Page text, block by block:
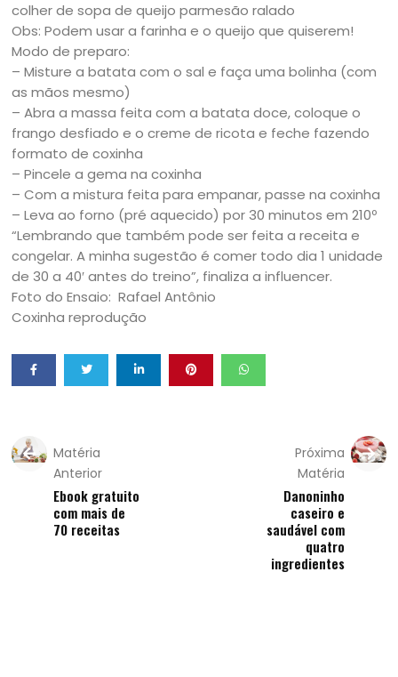
colher de sopa de queijo parmesão ralado
Obs: Podem usar a farinha e o queijo que quiserem!
Modo de preparo:
– Misture a batata com o sal e faça uma bolinha (com
as mãos mesmo)
– Abra a massa feita com a batata doce, coloque o
frango desfiado e o creme de ricota e feche fazendo
formato de coxinha
– Pincele a gema na coxinha
– Com a mistura feita para empanar, passe na coxinha
– Leva ao forno (pré aquecido) por 30 minutos em 210º
“Lembrando que também pode ser feita a receita e
congelar. A minha sugestão é comer todo dia 1 unidade
de 30 a 40′ antes do treino”, finaliza a influencer.
Foto do Ensaio: Rafael Antônio
Coxinha reprodução
Matéria
Anterior
Ebook gratuito
com mais de
70 receitas
Próxima
Matéria
Danoninho
caseiro e
saudável com
quatro
ingredientes